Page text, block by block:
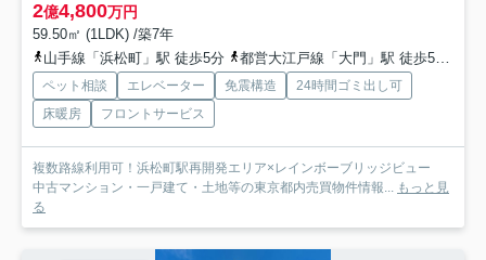
2億4,800万円
59.50㎡ (1LDK) /築7年
山手線「浜松町」駅 徒歩5分
都営大江戸線「大門」駅 徒歩5分
ペット相談 エレベーター 免震構造
24時間ゴミ出し可
床暖房
フロントサービス
複数路線利用可！浜松町駅再開発エリア×レインボーブリッジビュー
中古マンション・一戸建て・土地等の東京都内売買物件情報... もっと見
る